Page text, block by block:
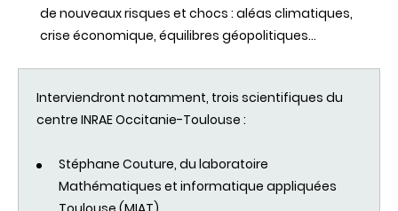
de nouveaux risques et chocs : aléas climatiques,
crise économique, équilibres géopolitiques...
Interviendront notamment, trois scientifiques du
centre INRAEOccitanie-Toulouse :
Stéphane Couture, du laboratoire
Mathématiques et informatique appliquées